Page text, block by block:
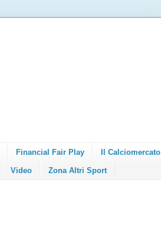
Financial Fair Play Il Calciomercato
Video Zona Altri Sport